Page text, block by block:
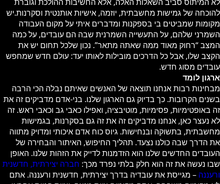
להוכחה של גמישות מחשבתית, יוזמה, אישיות אותנטית וסקרנות.יש
מקומות שמביטים בי בספקנות ומדברים איתי על מקום העבודה
השמרני שלהם, על התעשייה השמרנית שבה הם עובדים, על כמה
המצב “רחוק מאוד ממה שאתה מתאר”. נכון שלכל תחום יש את
הקצב שלו, אבל כל הדרכים מובילות לאותו יעד: עולם חדש שמחפש
עובדים מסוג חדש.
ארגון לומד
מבחינות רבות אנחנו תוצאה של האנשים שאיתם נבלה הכי הרבה
בשנים הקרובות. כך בדיוק גם הארגון שלנו. בני-אדם מדביקים זה את
זה באופטימיות, פסימיות, מוטיבציה, ואפילו כאבי גב וכאבי ראש. זה
לא נעצר כאן, אנחנו מדביקים זה את זה גם בסקרנות, בגמישות
מחשבתית, בתשוקה ובנחישות. גיוס כוח אדם איכותי ומדויק מתווה
את הדרך שבה כולנו נצעד. תהליך החיפוש, האיתור והבחירה של
העובדים החדשים שלנו הוא הזדמנות לדייק את הזהות שלנו. האופן
שבו נעשה את זה הוא חלק בלתי נפרד מכך: חברה יצירתית, חדשנית
ורעננה – מגייסת את עובדיה בדרך יצירתית, חדשנית ורעננה. אתם